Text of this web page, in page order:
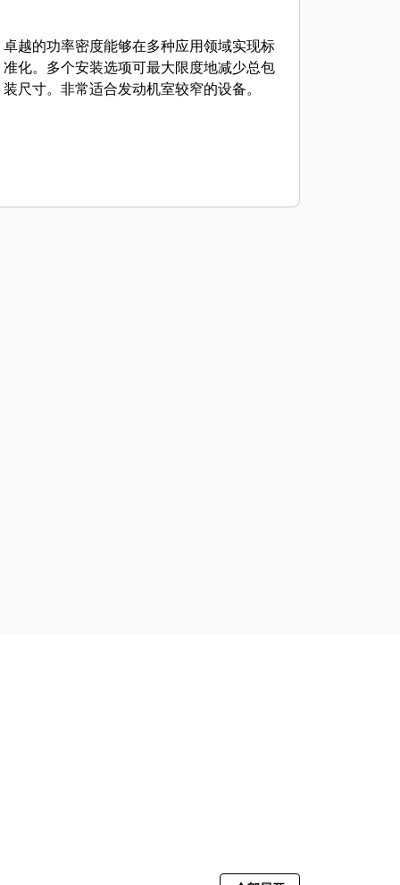
卓越的功率密度能够在多种应用领域实现标
准化。多个安装选项可最大限度地减少总包
装尺寸。非常适合发动机室较窄的设备。